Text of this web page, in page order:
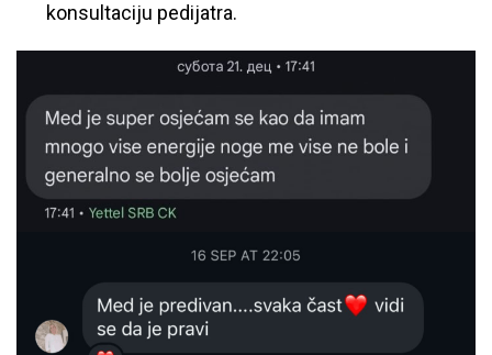
konsultaciju pedijatra.